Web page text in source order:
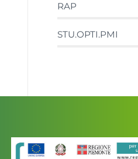
RAP
STU.OPTI.PMI